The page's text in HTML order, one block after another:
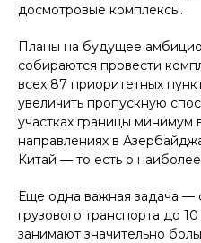
досмотровые комплексы.
Планы на будущее
собираются провести
всех 87 приоритетных
увеличить пропускную
участках границы минимум
направлениях в
Китай — то есть о
Еще одна важная задача —
грузового транспорта до
занимают значительно